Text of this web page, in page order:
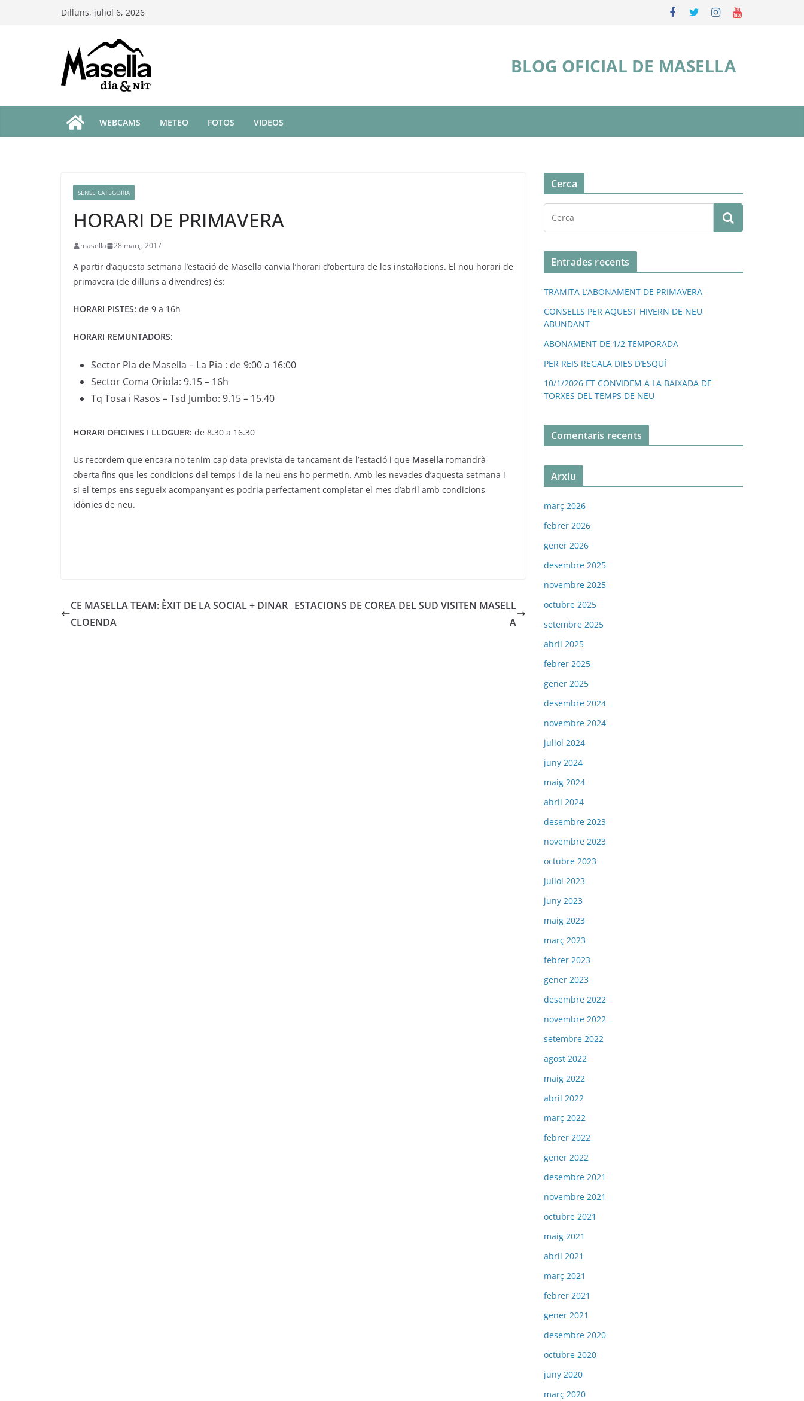
Dilluns, juliol 6, 2026
BLOG OFICIAL DE MASELLA
WEBCAMS METEO FOTOS VIDEOS
SENSE CATEGORIA
HORARI DE PRIMAVERA
masella 28 març, 2017
A partir d’aquesta setmana l’estació de Masella canvia l’horari d’obertura de les instal·lacions. El nou horari de
primavera (de dilluns a divendres) és:
HORARI PISTES: de 9 a 16h
HORARI REMUNTADORS:
Sector Pla de Masella – La Pia : de 9:00 a 16:00
Sector Coma Oriola: 9.15 – 16h
Tq Tosa i Rasos – Tsd Jumbo: 9.15 – 15.40
HORARI OFICINES I LLOGUER: de 8.30 a 16.30
Us recordem que encara no tenim cap data prevista de tancament de l’estació i que Masella romandrà
oberta fins que les condicions del temps i de la neu ens ho permetin. Amb les nevades d’aquesta setmana i
si el temps ens segueix acompanyant es podria perfectament completar el mes d’abril amb condicions
idònies de neu.
CE MASELLA TEAM: ÈXIT DE LA SOCIAL + DINAR
CLOENDA
ESTACIONS DE COREA DEL SUD VISITEN MASELL
A
Cerca
Entrades recents
TRAMITA L’ABONAMENT DE PRIMAVERA
CONSELLS PER AQUEST HIVERN DE NEU
ABUNDANT
ABONAMENT DE 1/2 TEMPORADA
PER REIS REGALA DIES D’ESQUÍ
10/1/2026 ET CONVIDEM A LA BAIXADA DE
TORXES DEL TEMPS DE NEU
Comentaris recents
Arxiu
març 2026
febrer 2026
gener 2026
desembre 2025
novembre 2025
octubre 2025
setembre 2025
abril 2025
febrer 2025
gener 2025
desembre 2024
novembre 2024
juliol 2024
juny 2024
maig 2024
abril 2024
desembre 2023
novembre 2023
octubre 2023
juliol 2023
juny 2023
maig 2023
març 2023
febrer 2023
gener 2023
desembre 2022
novembre 2022
setembre 2022
agost 2022
maig 2022
abril 2022
març 2022
febrer 2022
gener 2022
desembre 2021
novembre 2021
octubre 2021
maig 2021
abril 2021
març 2021
febrer 2021
gener 2021
desembre 2020
octubre 2020
juny 2020
març 2020